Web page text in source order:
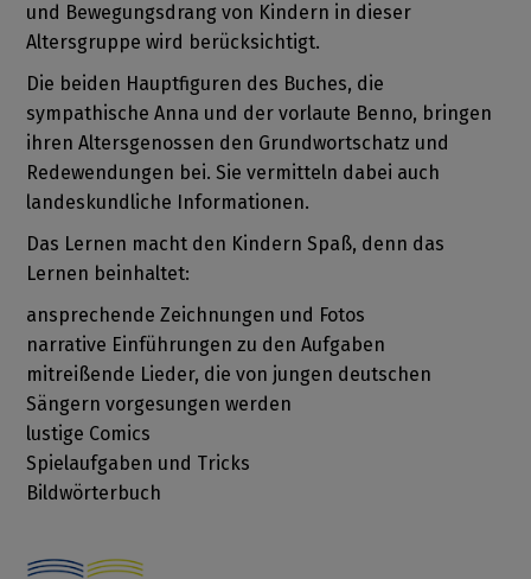
und Bewegungsdrang von Kindern in dieser
Altersgruppe wird berücksichtigt.
Die beiden Hauptfiguren des Buches, die
sympathische Anna und der vorlaute Benno, bringen
ihren Altersgenossen den Grundwortschatz und
Redewendungen bei. Sie vermitteln dabei auch
landeskundliche Informationen.
Das Lernen macht den Kindern Spaß, denn das
Lernen beinhaltet:
ansprechende Zeichnungen und Fotos
narrative Einführungen zu den Aufgaben
mitreißende Lieder, die von jungen deutschen
Sängern vorgesungen werden
lustige Comics
Spielaufgaben und Tricks
Bildwörterbuch